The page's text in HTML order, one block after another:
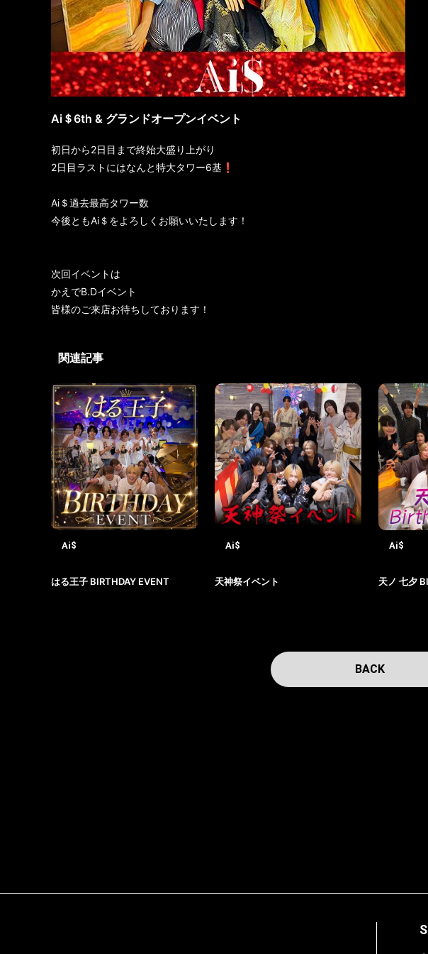
Ai＄6th & グランドオープンイベント
初日から2日目まで終始大盛り上がり
2日目ラストにはなんと特大タワー6基❗️
Ai＄過去最高タワー数
今後ともAi＄をよろしくお願いいたします！
次回イベントは
かえでB.Dイベント
皆様のご来店お待ちしております！
関連記事
Ai$
はる王子 BIRTHDAY EVENT
Ai$
天神祭イベント
Ai$
天ノ 七夕
BACK